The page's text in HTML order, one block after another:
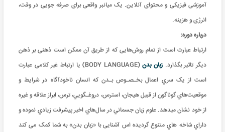
آموزشی فیزیکی و محتوای آنلاین. یک میانبر واقعی برای صرفه جویی در وقت،
انرژی و هزینه.
درباره دوره:
ارتباط عبارت است از تمام روش‌هایی که از طريق آن ممکن است ذهنی بر ذهن
دیگر تاثیر بگذارد. زبان بدن
(BODY LANGUAGE) یا ارتباط غیر کلامی عبارت
است از يک سري اعمال بخـصـوص بـدن که انسان ناخودآگاه در شرايط و
موقعيت‌هاي گوناگون از قبيل هيجان، استرس، دروغـگويي، ترس، ابراز علاقه و غيره
از خود نشان ميدهد. علوم زبان جسماني در سال‌هاي اخير پيشرفت زيادي نموده و
داراي شاخه هاي متنوع گرديده اس آشنایی با «زبان بدن» به شما کمک می کند